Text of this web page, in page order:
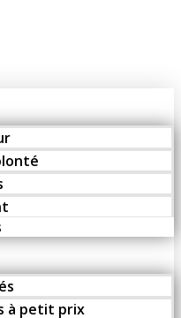
à petit prix